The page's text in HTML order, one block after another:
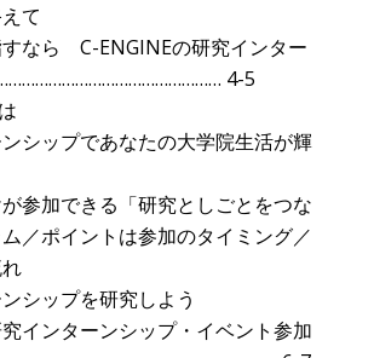
て
なら C-ENGINEの研究インター
4-5
ンシップであなたの大学院生活が輝
参加できる「研究としごとをつな
／ポイントは参加のタイミング／
シップを研究しよう
インターンシップ・イベント参加